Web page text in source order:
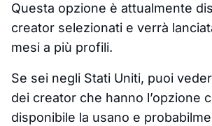
Questa opzione è attualmente
creator selezionati e verrà
mesi a più profili.
Se sei negli Stati Uniti, puoi
dei creator che hanno l’opzione
disponibile la usano e